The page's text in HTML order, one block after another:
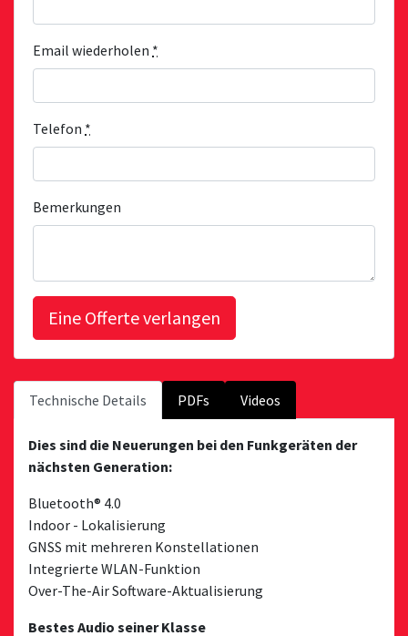
Email wiederholen *
Telefon *
Bemerkungen
Technische Details PDFs Videos
Dies sind die Neuerungen bei den Funkgeräten der
nächsten Generation:
Bluetooth® 4.0
Indoor - Lokalisierung
GNSS mit mehreren Konstellationen
Integrierte WLAN-Funktion
Over-The-Air Software-Aktualisierung
Bestes Audio seiner Klasse